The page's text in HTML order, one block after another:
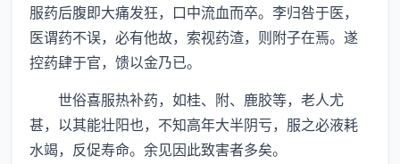
服药后腹即大痛发狂，口中流血而卒。李归咎于医，
医谓药不误，必有他故，索视药渣，则附子在焉。遂
控药肆于官，馈以金乃已。
世俗喜服热补药，如桂、附、鹿胶等，老人尤
甚，以其能壮阳也，不知高年大半阴亏，服之必液耗
水竭，反促寿命。余见因此致害者多矣。